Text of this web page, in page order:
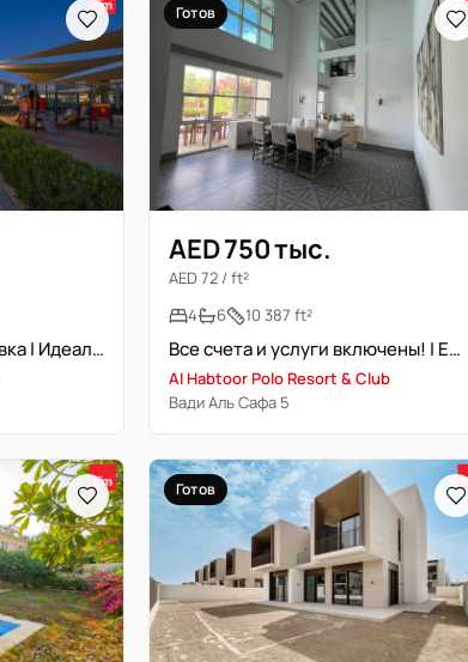
Современная планировка | Идеальное место | Торцевая единица
Готов
AED 750 тыс.
AED 72 / ft²
4
6 10 387 ft²
Все счета и услуги включены! | Ежемесячная аренда
Al Habtoor Polo Resort & Club
Вади Аль Сафа 5
Готов